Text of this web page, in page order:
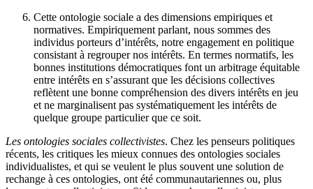
Cette ontologie sociale a des dimensions empiriques et
normatives. Empiriquement parlant, nous sommes des
individus porteurs d’intérêts, notre engagement en politique
consistant à regrouper nos intérêts. En termes normatifs, les
bonnes institutions démocratiques font un arbitrage équitable
entre intérêts en s’assurant que les décisions collectives
reflètent une bonne compréhension des divers intérêts en jeu
et ne marginalisent pas systématiquement les intérêts de
quelque groupe particulier que ce soit.
Les ontologies sociales collectivistes. Chez les penseurs politiques
récents, les critiques les mieux connues des ontologies sociales
individualistes, et qui se veulent le plus souvent une solution de
rechange à ces ontologies, ont été communautariennes ou, plus